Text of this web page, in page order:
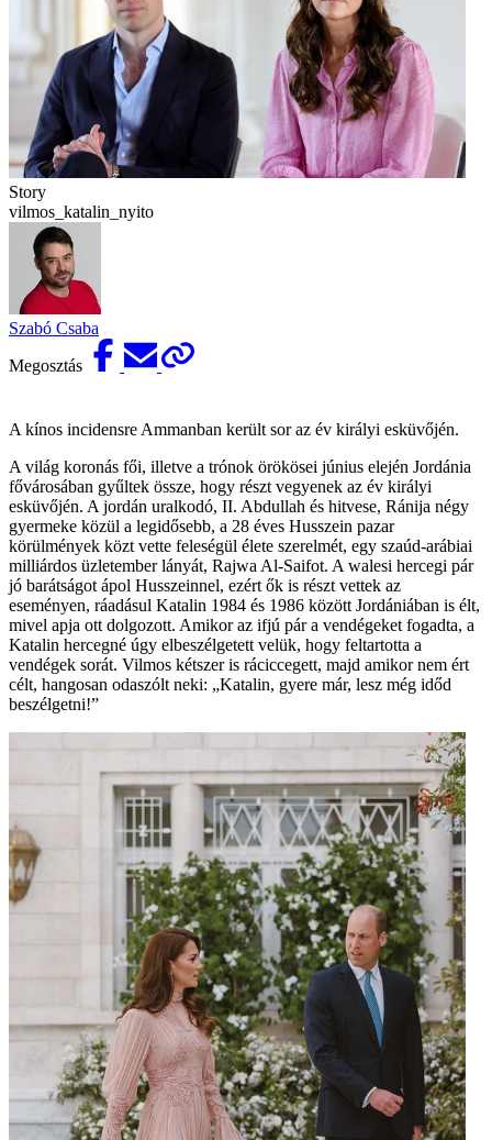
Story
vilmos_katalin_nyito
Szabó Csaba
Megosztás
A kínos incidensre Ammanban került sor az év királyi esküvőjén.
A világ koronás fői, illetve a trónok örökösei június elején Jordánia
fővárosában gyűltek össze, hogy részt vegyenek az év királyi
esküvőjén. A jordán uralkodó, II. Abdullah és hitvese, Ránija négy
gyermeke közül a legidősebb, a 28 éves Husszein pazar
körülmények közt vette feleségül élete szerelmét, egy szaúd-arábiai
milliárdos üzletember lányát, Rajwa Al-Saifot. A walesi hercegi pár
jó barátságot ápol Husszein­nel, ezért ők is részt vettek az
eseményen, ráadásul Katalin 1984 és 1986 között Jordániában is élt,
mivel apja ott dolgozott. Amikor az ifjú pár a vendégeket fogadta, a
Katalin hercegné úgy elbeszélgetett velük, hogy feltartotta a
vendégek sorát. Vilmos kétszer is ráciccegett, majd amikor nem ért
célt, hangosan odaszólt neki: „Katalin, gyere már, lesz még időd
beszélgetni!”